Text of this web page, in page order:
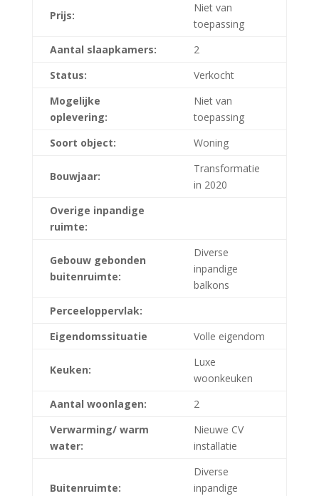
Prijs:
Niet van
toepassing
Aantal slaapkamers:
2
Status:
Verkocht
Mogelijke
oplevering:
Niet van
toepassing
Soort object:
Woning
Bouwjaar:
Transformatie
in 2020
Overige inpandige
ruimte:
Gebouw gebonden
buitenruimte:
Diverse
inpandige
balkons
Perceeloppervlak:
Eigendomssituatie
Volle eigendom
Keuken:
Luxe
woonkeuken
Aantal woonlagen:
2
Verwarming/ warm
water:
Nieuwe CV
installatie
Buitenruimte:
Diverse
inpandige